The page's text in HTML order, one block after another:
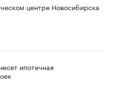
центре Новосибирска
ипотечная